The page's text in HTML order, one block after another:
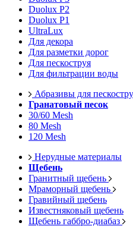
Duolux P2
Duolux P1
UltraLux
Для декора
Для разметки дорог
Для пескоструя
Для фильтрации воды
Абразивы для
Гранатовый песок
30/60 Mesh
80 Mesh
120 Mesh
Нерудные материалы
Щебень
Гранитный щебень
Мраморный щебень
Гравийный щебень
Известняковый щебень
Щебень габбро-диабаз